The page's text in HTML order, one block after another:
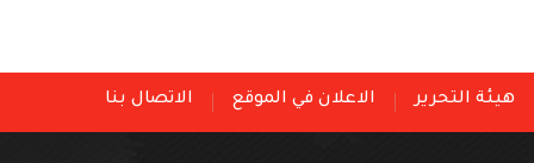
هيئة التحرير الاعلان في الموقع الاتصال بنا